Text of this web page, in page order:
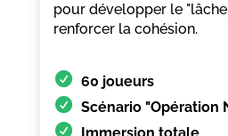
pour développer le
renforcer la cohésion.
60 joueurs
Scénario "Opération